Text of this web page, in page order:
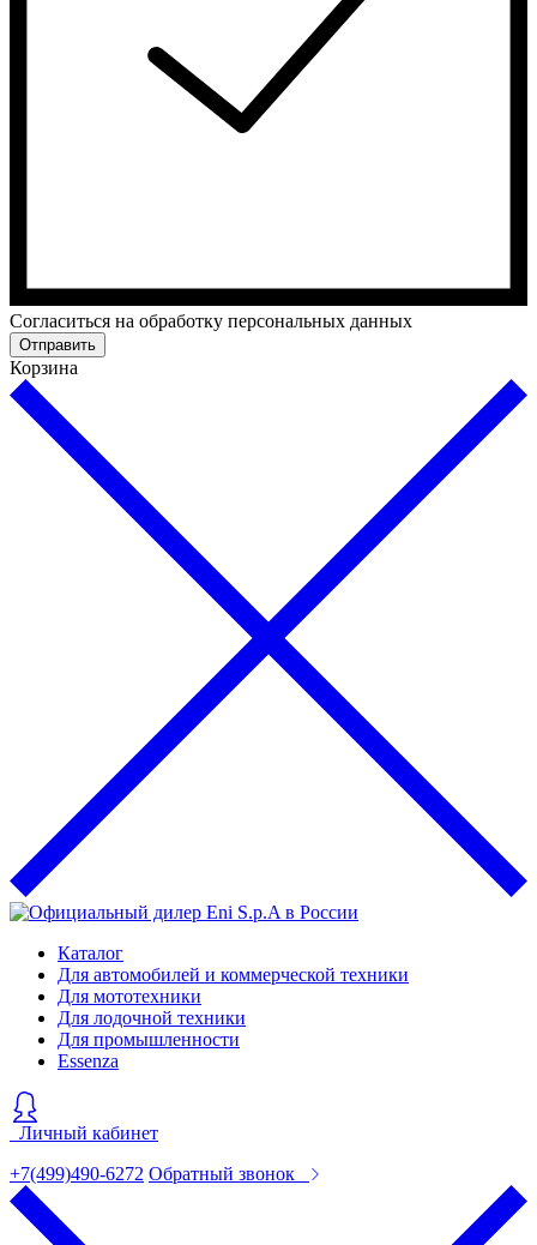
Cогласиться на обработку персональных данных
Отправить
Корзина
Каталог
Для автомобилей и коммерческой техники
Для мототехники
Для лодочной техники
Для промышленности
Essenza
Личный кабинет
+7(499)490-6272 Обратный звонок